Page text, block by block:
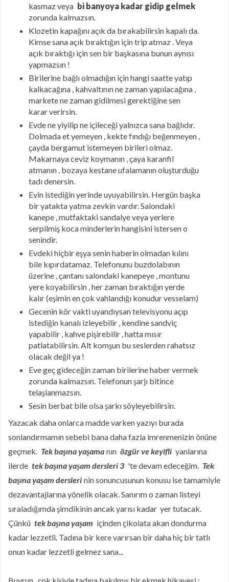
kasmaz veya bi banyoya kadar gidip gelmek
zorunda kalmazsın.
Klozetin kapağını açık da bırakabilirsin kapalı da.
Kimse sana açık bıraktığın için trip atmaz . Veya
açık bıraktığı için sen bir başkasına bunun aynısı
yapmazsın !
Birilerine bağlı olmadığın için hangi saatte yatıp
kalkacağına , kahvaltının ne zaman yapılacağına ,
markete ne zaman gidilmesi gerektiğine sen
karar verirsin.
Evde ne yiyilip ne içileceği yalnızca sana bağlıdır.
Dolmada et yemeyen , kekte fındığı beğenmeyen ,
çayda bergamut istemeyen birileri olmaz.
Makarnaya ceviz koymanın , çaya karanfil
atmanın , bozaya kestane ufalamanın oluşturduğu
tadı denersin.
Evin istediğin yerinde uyuyabilirsin. Hergün başka
bir yatakta yatma zevkin vardır. Salondaki
kanepe , mutfaktaki sandalye veya yerlere
serpilmiş koca minderlerin hangisini istersen o
senindir.
Evdeki hiçbir eşya senin haberin olmadan kılını
bile kıpırdatamaz. Telefonunu buzdolabının
üzerine , çantanı salondaki kanepeye , montunu
yere koyabilirsin , her zaman bıraktığın yerde
kalır (eşimin en çok vahlandığı konudur vesselam)
Gecenin kör vakti uyandıysan televisyonu açıp
istediğin kanalı izleyebilir , kendine sandviç
yapabilir , kahve pişirebilir , hatta mısır
patlatabilirsin. Alt komşun bu seslerden rahatsız
olacak değil ya !
Eve geç gideceğin zaman birilerine haber vermek
zorunda kalmazsın. Telefonun şarjı bitince
telaşlanmazsın.
Sesin berbat bile olsa şarkı söyleyebilirsin.
Yazacak daha onlarca madde varken yazıyı burada
sonlandırmamın sebebi bana daha fazla imrenmenizin önüne
geçmek.
Tek başına yaşama nın özgür ve keyifli yanlarına
ilerde tek başına yaşam dersleri 3 'te devam edeceğim. Tek
başına yaşam dersleri nin sonuncusunun konusu ise tamamiyle
dezavantajlarına yönelik olacak. Sanırım o zaman listeyi
sıraladığımda şimdikinin ancak yarısı kadar yer tutacak.
Çünkü tek başına yaşam içinden çikolata akan dondurma
kadar lezzetli. Tadına bir kere varırsan bir daha hiç bir tatlı
onun kadar lezzetli gelmez sana...
Buyrun , çok kişiyle tadına bakılmış bir ekmek hikayesi :